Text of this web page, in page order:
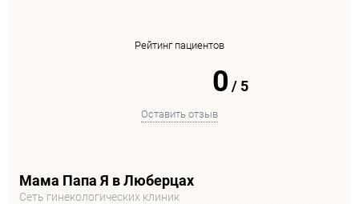
Рейтинг пациентов
0 / 5
Оставить отзыв
Мама Папа Я в Люберцах
Сеть гинекологических клиник